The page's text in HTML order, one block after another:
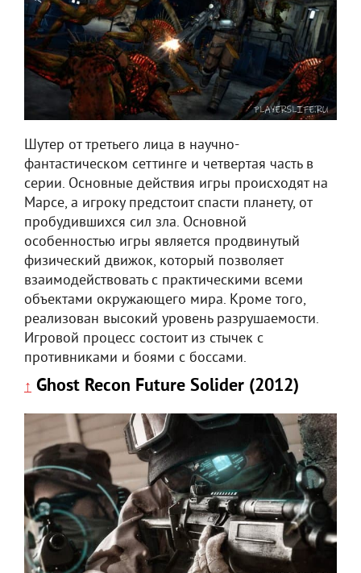
Шутер от третьего лица в научно-
фантастическом сеттинге и четвертая часть в
серии. Основные действия игры происходят на
Марсе, а игроку предстоит спасти планету, от
пробудившихся сил зла. Основной
особенностью игры является продвинутый
физический движок, который позволяет
взаимодействовать с практическими всеми
объектами окружающего мира. Кроме того,
реализован высокий уровень разрушаемости.
Игровой процесс состоит из стычек с
противниками и боями с боссами.
↑ Ghost Recon Future Solider (2012)